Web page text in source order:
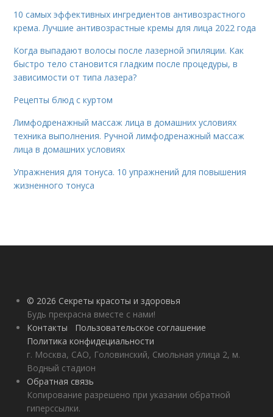
10 самых эффективных ингредиентов антивозрастного
крема. Лучшие антивозрастные кремы для лица 2022 года
Когда выпадают волосы после лазерной эпиляции. Как
быстро тело становится гладким после процедуры, в
зависимости от типа лазера?
Рецепты блюд с куртом
Лимфодренажный массаж лица в домашних условиях
техника выполнения. Ручной лимфодренажный массаж
лица в домашних условиях
Упражнения для тонуса. 10 упражнений для повышения
жизненного тонуса
© 2026 Секреты красоты и здоровья
Будь прекрасна вместе с нами!
Контакты
Пользовательское соглашение
Политика конфидециальности
г. Москва, САО, Головинский, Смольная улица 2, м.
Водный стадион
Обратная связь
Копирование разрешено при указании обратной
гиперссылки.